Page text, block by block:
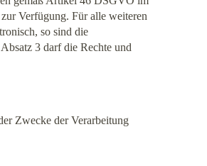
Verfügung. Für alle weiteren
so sind die
3 darf die Rechte und
Zwecke der Verarbeitung